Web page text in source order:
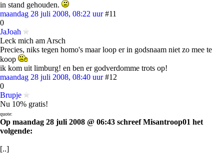
in stand gehouden.
maandag 28 juli 2008, 08:22 uur #11
0
JaJoah
Leck mich am Arsch
Precies, niks tegen homo's maar loop er in godsnaam niet zo mee te
koop
ik kom uit limburg! en ben er godverdomme trots op!
maandag 28 juli 2008, 08:40 uur #12
0
Brupje
Nu 10% gratis!
quote:
Op maandag 28 juli 2008 @ 06:43 schreef Misantroop01 het
volgende:
[..]